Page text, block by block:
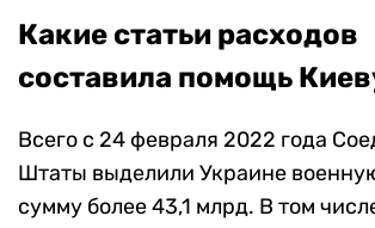
Какие статьи расходов
составила помощь
Всего с 24 февраля 2022 года
Штаты выделили Украине
сумму более 43,1 млрд. В том